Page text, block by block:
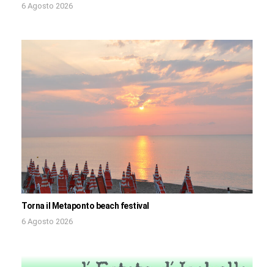
6 Agosto 2026
Torna il Metaponto beach festival
6 Agosto 2026